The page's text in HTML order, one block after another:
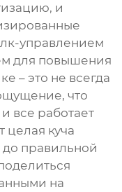
и
управлением
для повышения
– это не всегда
что
все работает
целая куча
до правильной
на